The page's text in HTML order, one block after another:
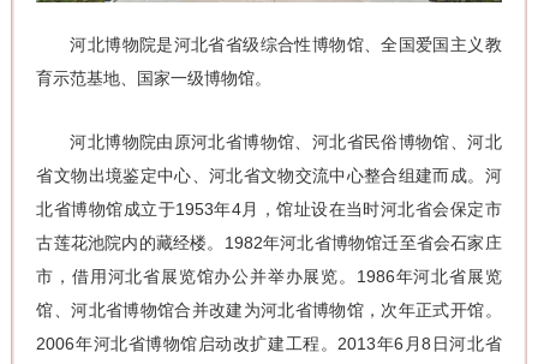
河北博物院是河北省省级综合性博物馆、全国爱国主义教
育示范基地、国家一级博物馆。
河北博物院由原河北省博物馆、河北省民俗博物馆、河北
省文物出境鉴定中心、河北省文物交流中心整合组建而成。河
北省博物馆成立于1953年4月，馆址设在当时河北省会保定市
古莲花池院内的藏经楼。1982年河北省博物馆迁至省会石家庄
市，借用河北省展览馆办公并举办展览。1986年河北省展览
馆、河北省博物馆合并改建为河北省博物馆，次年正式开馆。
2006年河北省博物馆启动改扩建工程。2013年6月8日河北省